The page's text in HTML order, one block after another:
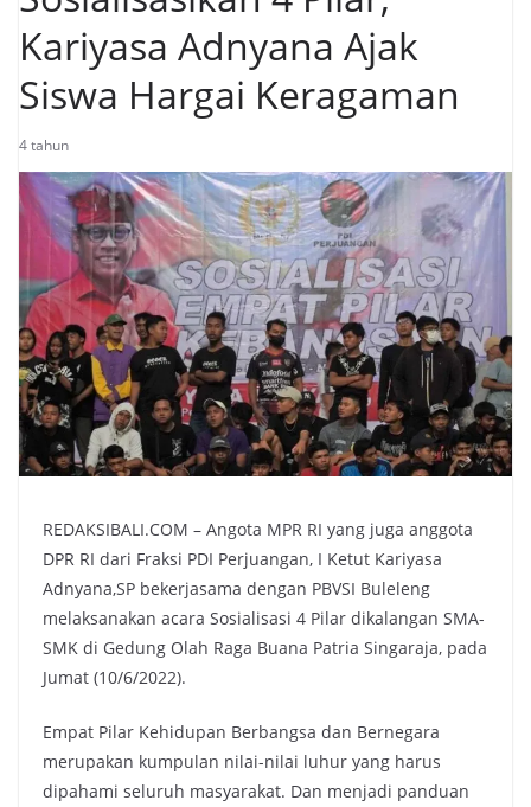
Kariyasa Adnyana Ajak
Siswa Hargai Keragaman
4 tahun
REDAKSIBALI.COM – Angota MPR RI yang juga anggota
DPR RI dari Fraksi PDI Perjuangan, I Ketut Kariyasa
Adnyana,SP bekerjasama dengan PBVSI Buleleng
melaksanakan acara Sosialisasi 4 Pilar dikalangan SMA-
SMK di Gedung Olah Raga Buana Patria Singaraja, pada
Jumat (10/6/2022).
Empat Pilar Kehidupan Berbangsa dan Bernegara
merupakan kumpulan nilai-nilai luhur yang harus
dipahami seluruh masyarakat. Dan menjadi panduan